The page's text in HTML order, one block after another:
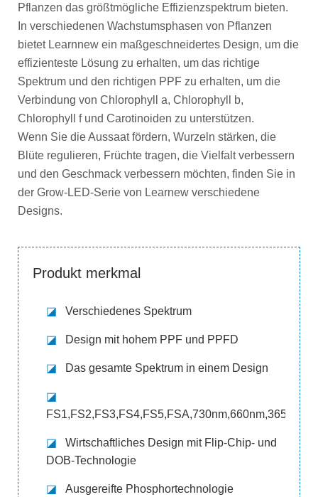
Pflanzen das größtmögliche Effizienzspektrum bieten.
In verschiedenen Wachstumsphasen von Pflanzen
bietet Learnnew ein maßgeschneidertes Design, um die
effizienteste Lösung zu erhalten, um das richtige
Spektrum und den richtigen PPF zu erhalten, um die
Verbindung von Chlorophyll a, Chlorophyll b,
Chlorophyll f und Carotinoiden zu unterstützen.
Wenn Sie die Aussaat fördern, Wurzeln stärken, die
Blüte regulieren, Früchte tragen, die Vielfalt verbessern
und den Geschmack verbessern möchten, finden Sie in
der Grow-LED-Serie von Learnew verschiedene
Designs.
Produkt merkmal
◪Verschiedenes Spektrum
◪ Design mit hohem PPF und PPFD
◪ Das gesamte Spektrum in einem Design
◪
◪Wirtschaftliches Design mit Flip-Chip- und
DOB-Technologie
◪Ausgereifte Phosphortechnologie